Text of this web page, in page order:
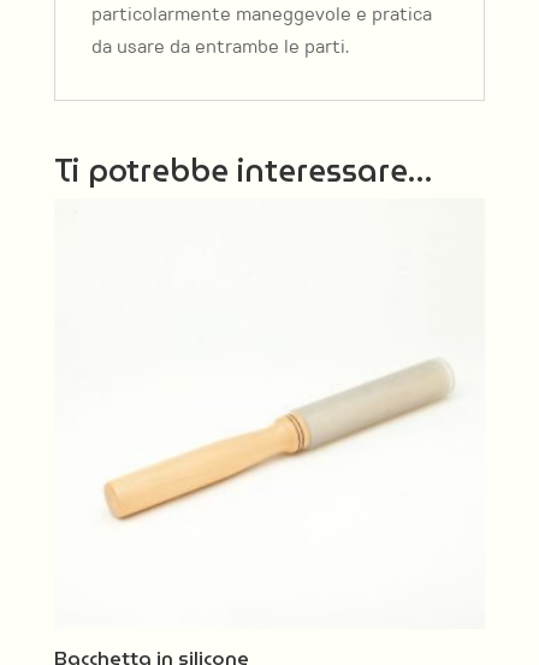
particolarmente maneggevole e pratica
da usare da entrambe le parti.
Ti potrebbe interessare…
Bacchetta in silicone